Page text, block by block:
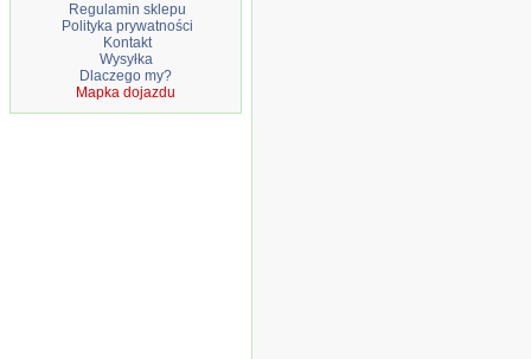
Regulamin sklepu
Polityka prywatności
Kontakt
Wysyłka
Dlaczego my?
Mapka dojazdu